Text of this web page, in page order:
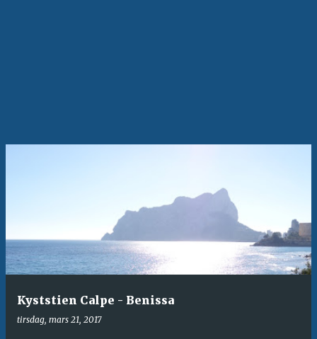
Kyststien Calpe - Benissa
tirsdag, mars 21, 2017